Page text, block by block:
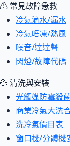
⚠ 常見故障急救
冷氣滴水/漏水
冷氣唔凍/熱風
噪音/達達聲
閃燈/故障代碼
💦 清洗與安裝
光觸媒防霉殺
商業冷氣大洗
洗冷氣價目表
窗口機/分體機